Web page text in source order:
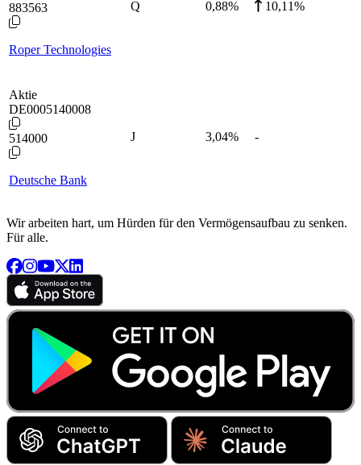
883563
Roper Technologies
Q 0,88% 10,11%
Aktie
DE0005140008
514000
Deutsche Bank
J 3,04% -
Wir arbeiten hart, um Hürden für den Vermögensaufbau zu senken.
Für alle.